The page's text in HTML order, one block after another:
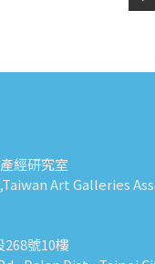
經研究室
Art Galleries
號10樓